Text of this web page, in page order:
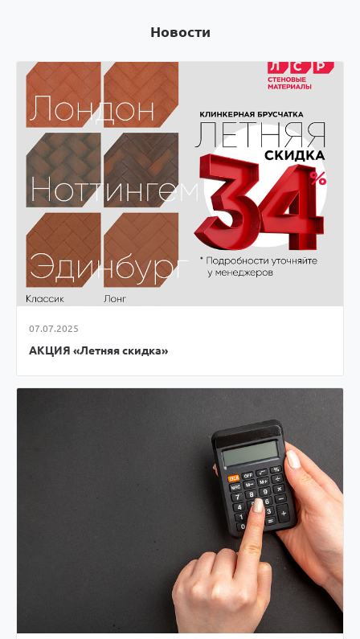
Новости
07.07.2025
АКЦИЯ «Летняя скидка»